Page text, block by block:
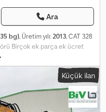
Ara
bg), Üretim yılı:2013, CAT 328
Birçok ek parça ek ücret
komple üst yapı gibi! • Güç:
için eklemli/ayarlanabilir bom •
desteği • Klima • Kısa kuyruk
• 600 mm palet genişliği • 1 x
• Kazı derinliği: yaklaşık 7
Ap Iea - Alman
Küçük ilan